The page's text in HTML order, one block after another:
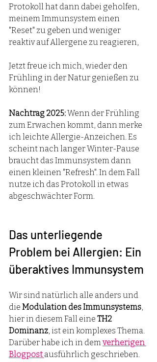
Protokoll hat dann dabei geholfen,
meinem Immunsystem einen
"Reset" zu geben und weniger
reaktiv auf Allergene zu reagieren,
Jetzt freue ich mich, wieder den
Frühling in der Natur genießen zu
können!
Nachtrag 2025: Wenn der Frühling
zum Erwachen kommt, dann merke
ich leichte Allergie-Anzeichen. Es
scheint nach langer Winter-Pause
braucht das Immunsystem dann
einen kleinen "Refresh". In dem Fall
nutze ich das Protokoll in etwas
abgeschwächter Form.
Das unterliegende
Problem bei Allergien: Ein
überaktives Immunsystem
Wir sind natürlich alle anders und
die Modulation des Immunsystems,
hier in diesem Fall eine TH2
Dominanz, ist ein komplexes Thema.
Darüber habe ich in dem verherigen
Blogpost ausführlich geschrieben.